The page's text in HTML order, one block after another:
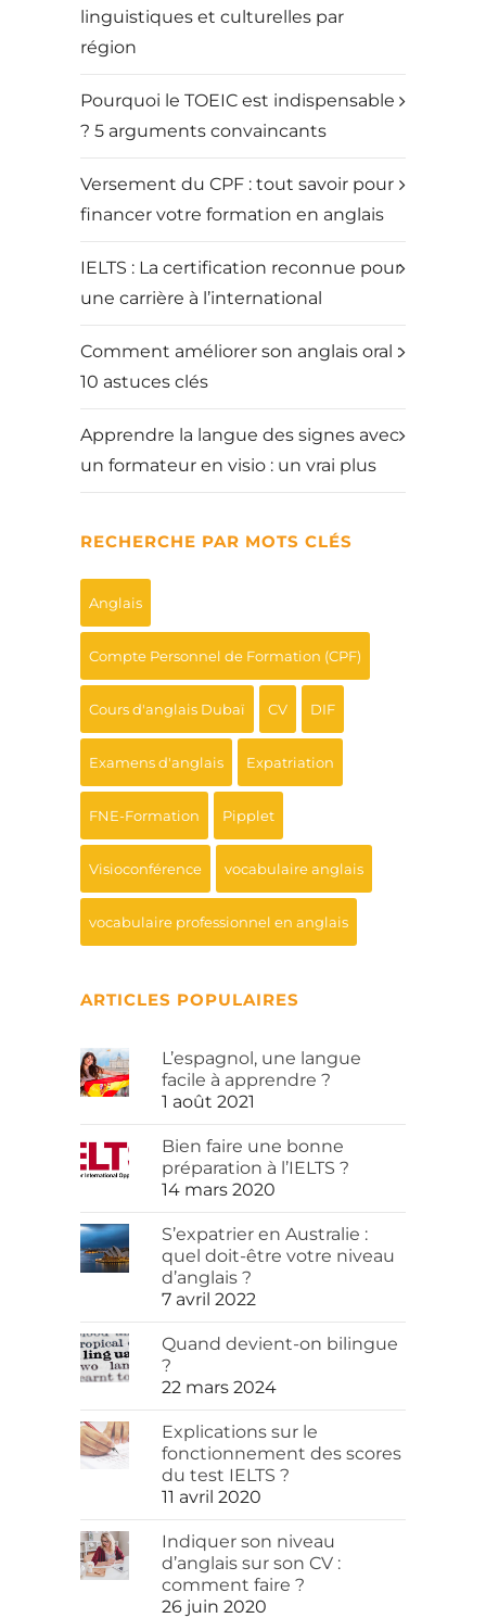
linguistiques et culturelles par
région
Pourquoi le TOEIC est indispensable
? 5 arguments convaincants
Versement du CPF : tout savoir pour
financer votre formation en anglais
IELTS : La certification reconnue pour
une carrière à l’international
Comment améliorer son anglais oral :
10 astuces clés
Apprendre la langue des signes avec
un formateur en visio : un vrai plus
RECHERCHE PAR MOTS CLÉS
Anglais
Compte Personnel de Formation (CPF)
Cours d'anglais Dubaï CV DIF
Examens d'anglais Expatriation
FNE-Formation Pipplet
Visioconférence vocabulaire anglais
vocabulaire professionnel en anglais
ARTICLES POPULAIRES
L’espagnol, une langue
facile à apprendre ?
1 août 2021
Bien faire une bonne
préparation à l’IELTS ?
14 mars 2020
S’expatrier en Australie :
quel doit-être votre niveau
d’anglais ?
7 avril 2022
Quand devient-on bilingue
?
22 mars 2024
Explications sur le
fonctionnement des scores
du test IELTS ?
11 avril 2020
Indiquer son niveau
d’anglais sur son CV :
comment faire ?
26 juin 2020